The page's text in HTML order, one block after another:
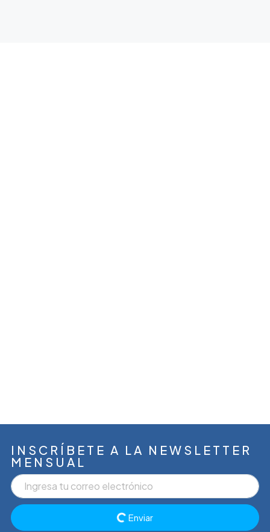
INSCRÍBETE A LA NEWSLETTER
MENSUAL
Enviar